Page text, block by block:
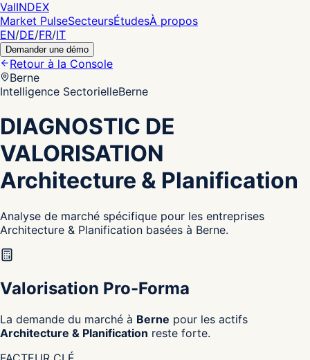
ValINDEX
Market PulseSecteursÉtudesÀ propos
EN/DE/FR/IT
Demander une démo
Retour à la Console
Berne
Intelligence SectorielleBerne
DIAGNOSTIC DE
VALORISATION
Architecture & Planification
Analyse de marché spécifique pour les entreprises
Architecture & Planification basées à Berne.
Valorisation Pro-Forma
La demande du marché à Berne pour les actifs
Architecture & Planification reste forte.